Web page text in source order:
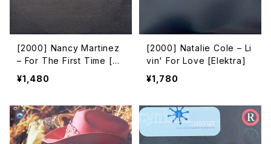
[2000] Nancy Martinez
– For The First Time [Dr
eam Beat][2枚組]
¥1,480
[2000] Natalie Cole – Li
vin' For Love [Elektra]
¥1,780